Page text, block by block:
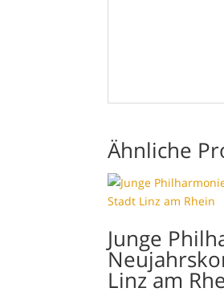
Ähnliche
Junge
Linz am